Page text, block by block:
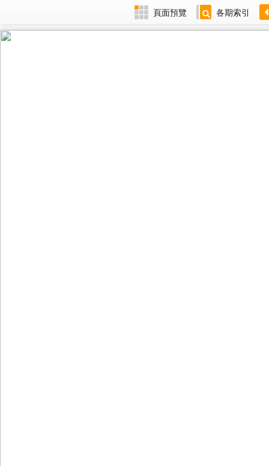
頁面預覽 各期索引